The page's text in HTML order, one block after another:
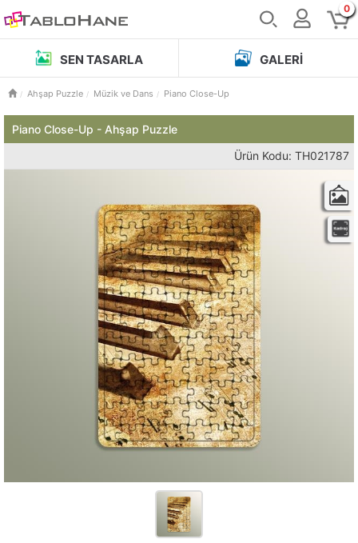
0
SEN TASARLA GALERI
Ahşap Puzzle Müzik ve Dans Piano Close-Up
Piano Close-Up - Ahşap Puzzle
Ürün Kodu: TH021787